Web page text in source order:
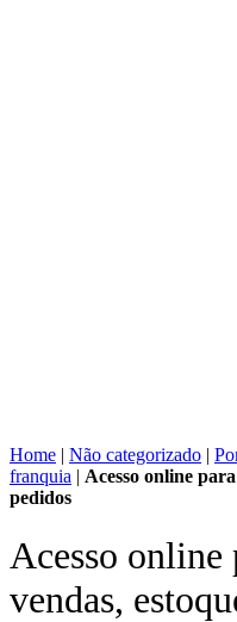
Home | Não categorizado |
franquia | Acesso online
pedidos
Acesso online
vendas,